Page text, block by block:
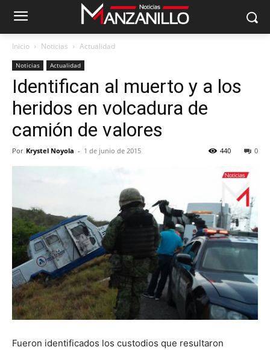
Inicio Noticias Actualidad
Noticias Actualidad
Identifican al muerto y a los
heridos en volcadura de
camión de valores
Por Krystel Noyola - 1 de junio de 2015 0
440
Fueron identificados los custodios que resultaron